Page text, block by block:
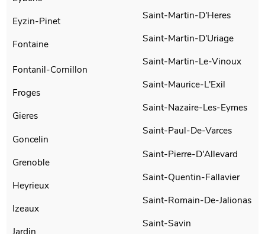
Eyzin-Pinet
Fontaine
Fontanil-Cornillon
Froges
Gieres
Goncelin
Grenoble
Heyrieux
Izeaux
Jardin
Saint-Martin-D'Heres
Saint-Martin-D'Uriage
Saint-Martin-Le-Vinoux
Saint-Maurice-L'Exil
Saint-Nazaire-Les-Eymes
Saint-Paul-De-Varces
Saint-Pierre-D'Allevard
Saint-Quentin-Fallavier
Saint-Romain-De-Jalionas
Saint-Savin